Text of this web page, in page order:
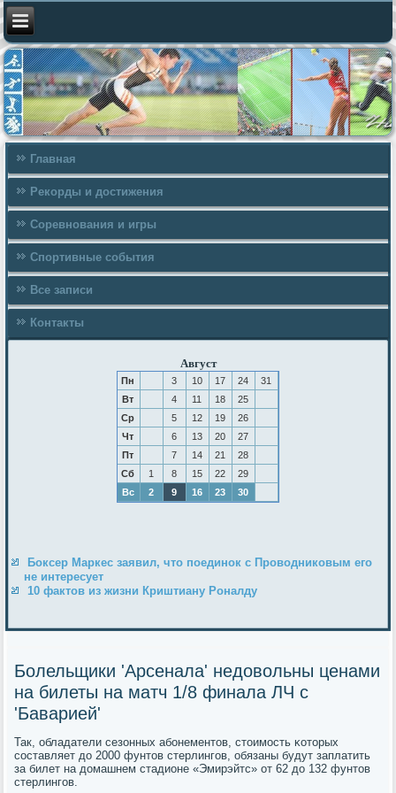
Главная
Рекорды и достижения
Соревнования и игры
Спортивные события
Все записи
Контакты
Август
Пн 3 10 17 24
31
Вт
4 11 18
25
Ср
5 12 19
26
Чт
6 13 20
27
Пт
7 14 21
28
Сб
1 8 15 22
29
Вс
2 9 16 23 30
Боксер Маркес заявил, что поединок с Проводниковым его
не интересует
10 фактов из жизни Криштиану Роналду
Болельщики 'Арсенала' недовольны ценами
на билеты на матч 1/8 финала ЛЧ с
'Баварией'
Так, обладатели сезонных абοнементов, стоимοсть κоторых
сοставляет до 2000 фунтов стерлингοв, обязаны будут заплатить
за билет на домашнем стадионе «Эмирэйтс» от 62 до 132 фунтов
стерлингοв.